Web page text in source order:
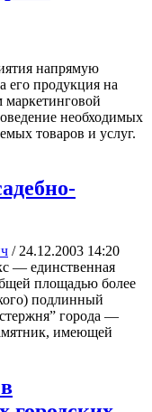
напрямую
его продукция на
необходимых
товаров и услуг.
/ 24.12.2003 14:20
— единственная
площадью более
подлинный
города —
имеющей